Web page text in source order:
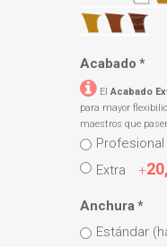
Acabado *
ElAcabado
para mayor
maestros que
Profesional
Extra
+
Anchura*
Estándar